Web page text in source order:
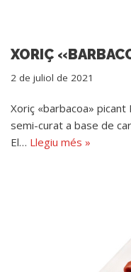
XORIÇ
2 de juliol de 2021
Xoriç «barbacoa» picant
semi-curat a base de
El… Llegiu més »